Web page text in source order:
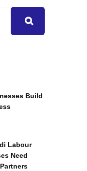
Build
Labour
Need